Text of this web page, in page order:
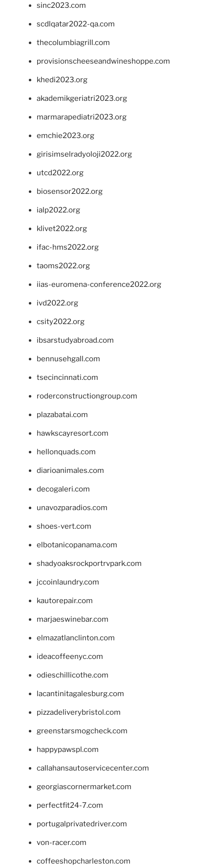
sinc2023.com
scdlqatar2022-qa.com
thecolumbiagrill.com
provisionscheeseandwineshoppe.com
khedi2023.org
akademikgeriatri2023.org
marmarapediatri2023.org
emchie2023.org
girisimselradyoloji2022.org
utcd2022.org
biosensor2022.org
ialp2022.org
klivet2022.org
ifac-hms2022.org
taoms2022.org
iias-euromena-conference2022.org
ivd2022.org
csity2022.org
ibsarstudyabroad.com
bennusehgall.com
tsecincinnati.com
roderconstructiongroup.com
plazabatai.com
hawkscayresort.com
hellonquads.com
diarioanimales.com
decogaleri.com
unavozparadios.com
shoes-vert.com
elbotanicopanama.com
shadyoaksrockportrvpark.com
jccoinlaundry.com
kautorepair.com
marjaeswinebar.com
elmazatlanclinton.com
ideacoffeenyc.com
odieschillicothe.com
lacantinitagalesburg.com
pizzadeliverybristol.com
greenstarsmogcheck.com
happypawspl.com
callahansautoservicecenter.com
georgiascornermarket.com
perfectfit24-7.com
portugalprivatedriver.com
von-racer.com
coffeeshopcharleston.com